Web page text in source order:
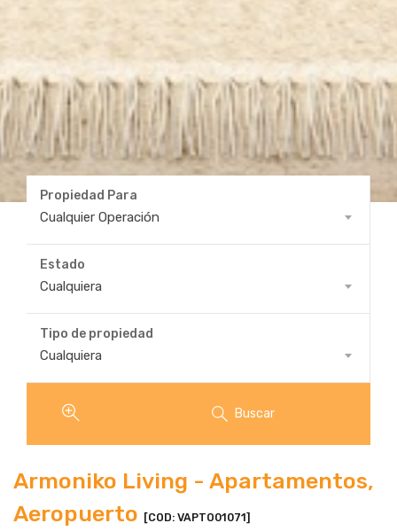
Propiedad Para
Cualquier Operación
Propiedad
Para
Estado
Cualquiera
Estado
Tipo de propiedad
Cualquiera
Tipo
propiedad
Buscar
Armoniko Living - Apartamentos,
Aeropuerto [COD: VAPTO01071]